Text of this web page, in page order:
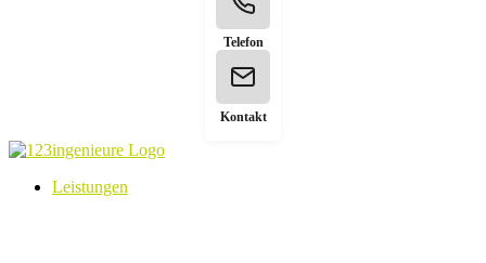
Telefon
Kontakt
Leistungen